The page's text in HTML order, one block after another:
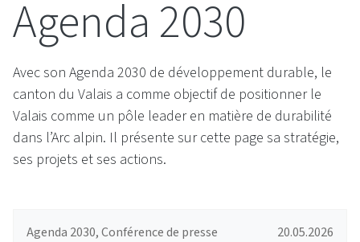
Agenda 2030
Avec son Agenda 2030 de développement durable, le
canton du Valais a comme objectif de positionner le
Valais comme un pôle leader en matière de durabilité
dans l’Arc alpin. Il présente sur cette page sa stratégie,
ses projets et ses actions.
Agenda 2030, Conférence de presse
20.05.2026